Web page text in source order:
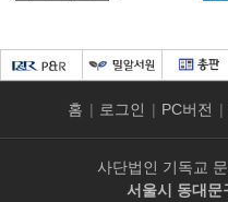
홈 | 로그인 | PC버전 |
사단법인 기독교
서울시 동대문